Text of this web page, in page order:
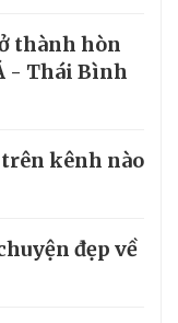
thành hòn
- Thái Bình
trên kênh nào
đẹp về